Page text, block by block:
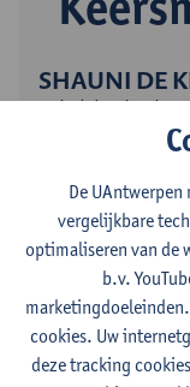
SHAUNI DE
academisch medewerker
Contact
De
vergelijkbare
optimaliseren van de
b.v.
cookies. Uw
deze tracking